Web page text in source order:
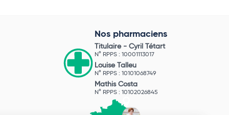
Nos pharmaciens
Titulaire - Cyril Tétart
N° RPPS : 10001113017
Louise Talleu
N° RPPS : 10101068749
Mathis Costa
N° RPPS : 10102026845